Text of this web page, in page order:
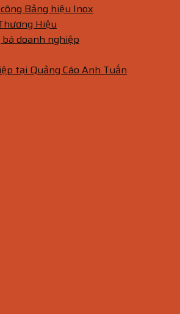
Bảng hiệu Inox
Hiệu
doanh nghiệp
tại Quảng Cáo Anh Tuấn